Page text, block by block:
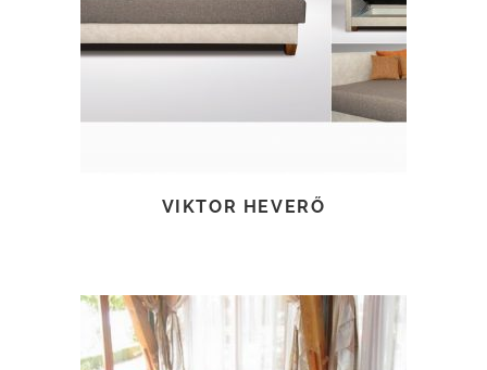
TOVÁBB OLVASOM
VIKTOR HEVERŐ